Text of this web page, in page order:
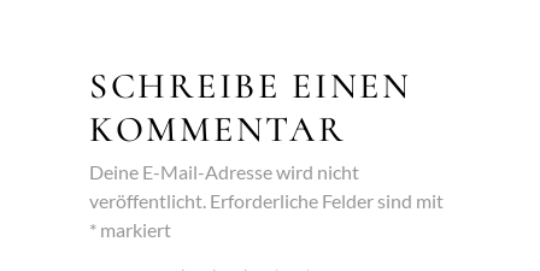
SCHREIBE EINEN
KOMMENTAR
Deine E-Mail-Adresse wird nicht
veröffentlicht. Erforderliche Felder sind mit
* markiert